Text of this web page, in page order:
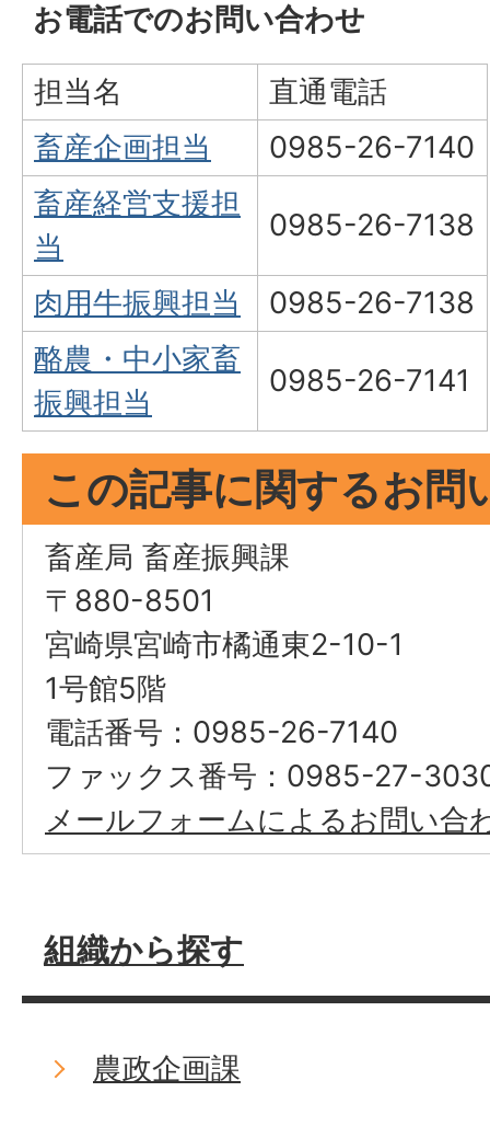
お電話でのお問い合わせ
担当名
直通電話
畜産企画担当
0985-26-7140
畜産経営支援担
当
0985-26-7138
肉用牛振興担当
0985-26-7138
酪農・中小家畜
振興担当
0985-26-7141
この記事に関するお問
畜産局 畜産振興課
〒880-8501
宮崎県宮崎市橘通東2-10-1
1号館5階
電話番号：0985-26-7140
ファックス番号：0985-27-
メールフォームによるお問い合
組織から探す
農政企画課